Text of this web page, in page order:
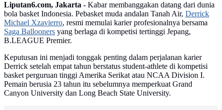
Liputan6.com, Jakarta - Kabar membanggakan datang dari dunia
bola basket Indonesia. Pebasket muda andalan Tanah Air, Derrick
Michael Xzavierro, resmi memulai karier profesionalnya bersama
Saga Ballooners yang berlaga di kompetisi tertinggi Jepang,
B.LEAGUE Premier.
Keputusan ini menjadi tonggak penting dalam perjalanan karier
Derrick setelah empat tahun berstatus student-athlete di kompetisi
basket perguruan tinggi Amerika Serikat atau NCAA Division I.
Pemain berusia 23 tahun itu sebelumnya memperkuat Grand
Canyon University dan Long Beach State University.